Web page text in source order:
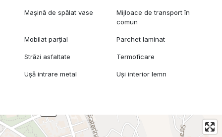
Mașină de spălat vase
Mijloace de transport în
comun
Mobilat parțial Parchet laminat
Străzi asfaltate Termoficare
Ușă intrare metal Uși interior lemn